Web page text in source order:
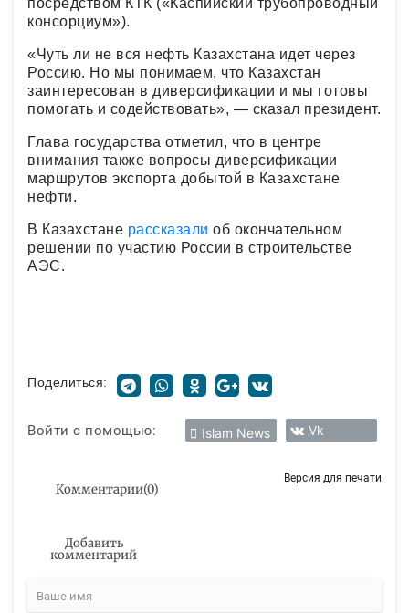
посредством КТК («Каспийский трубопроводный
консорциум»).
«Чуть ли не вся нефть Казахстана идет через
Россию. Но мы понимаем, что Казахстан
заинтересован в диверсификации и мы готовы
помогать и содействовать», — сказал президент.
Глава государства отметил, что в центре
внимания также вопросы диверсификации
маршрутов экспорта добытой в Казахстане
нефти.
В Казахстане рассказали об окончательном
решении по участию России в строительстве
АЭС.
Поделиться:
Войти с помощью: Islam News Vk
Комментарии(0)
Версия для печати
Добавить
комментарий